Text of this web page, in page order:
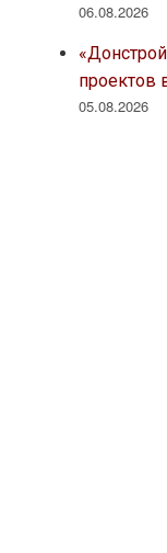
06.08.2026
проектов
05.08.2026